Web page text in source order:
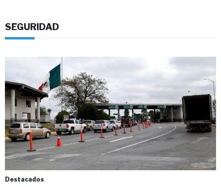
SEGURIDAD
Destacados